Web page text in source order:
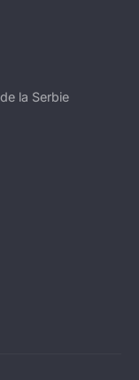
la Serbie